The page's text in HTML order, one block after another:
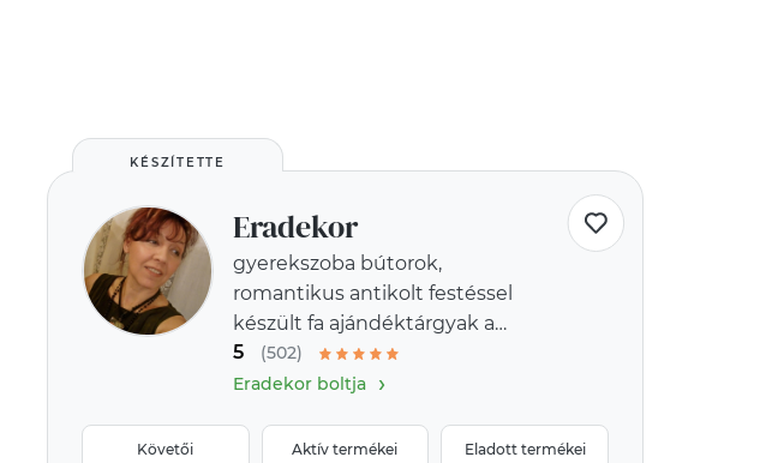
KÉSZÍTETTE
Eradekor
gyerekszoba bútorok,
romantikus antikolt festéssel
készült fa ajándéktárgyak a
provence-i stílus jegyében
5
(502)
Eradekor boltja
›
Követői Aktív termékei Eladott termékei